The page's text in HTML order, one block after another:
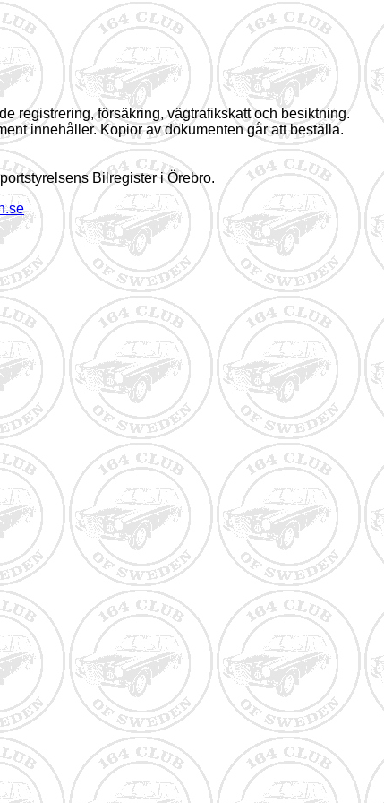
registrering, försäkring, vägtrafikskatt och besiktning.
innehåller. Kopior av dokumenten går att beställa.
Bilregister i Örebro.